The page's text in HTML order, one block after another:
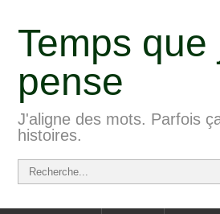
Temps que
pense
J'aligne des mots. Parfois
histoires.